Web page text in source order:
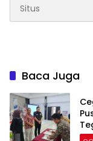
Baca Juga